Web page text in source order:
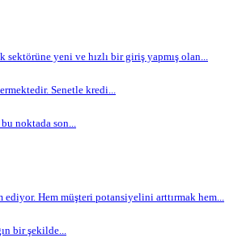
yeni ve hızlı bir giriş yapmış olan...
Senetle kredi...
noktada son...
Hem müşteri potansiyelini arttırmak hem...
bir şekilde...